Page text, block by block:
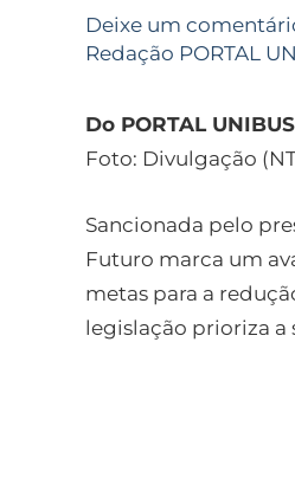
Deixe um
Redação PORTAL
Do PORTAL UNIBUS
Foto: Divulgação
Sancionada pelo
Futuro marca um
metas para a
legislação prioriza a